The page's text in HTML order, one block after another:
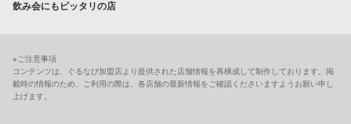
飲み会にもピッタリの店
※ご注意事項
コンテンツは、ぐるなび加盟店より提供された店舗情報を再構成して制作しております。掲
載時の情報のため、ご利用の際は、各店舗の最新情報をご確認くださいますようお願い申し
上げます。